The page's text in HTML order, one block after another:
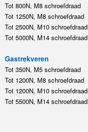
Tot 800N, M8 schroefdraad
Tot 1250N, M8 schroefdraad
Tot 2500N, M10 schroefdraad
Tot 5000N, M14 schroefdraad
Gastrekveren
Tot 350N, M5 schroefdraad
Tot 1200N, M8 schroefdraad
Tot 1200N, M10 schroefdraad
Tot 5500N, M14 schroefdraad